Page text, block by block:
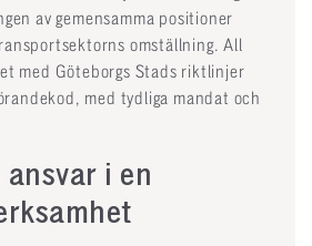
av gemensamma positioner
omställning. All
med Göteborgs Stads riktlinjer
med tydliga mandat och
i en